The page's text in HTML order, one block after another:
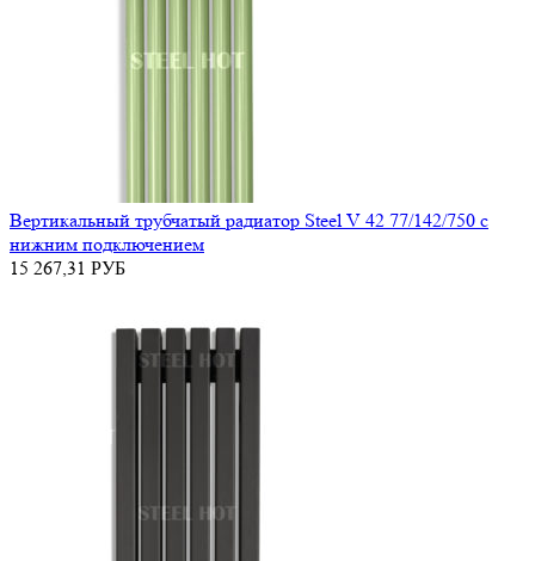
Вертикальный трубчатый радиатор Steel V 42 77/142/750 с
нижним подключением
15 267,31 РУБ